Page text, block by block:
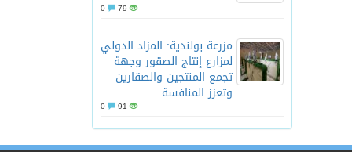
79
مزرعة بولندية: المزاد الدولي
لمزارع إنتاج الصقور وجهة
تجمع المنتجين والصقارين
وتعزز المنافسة
91